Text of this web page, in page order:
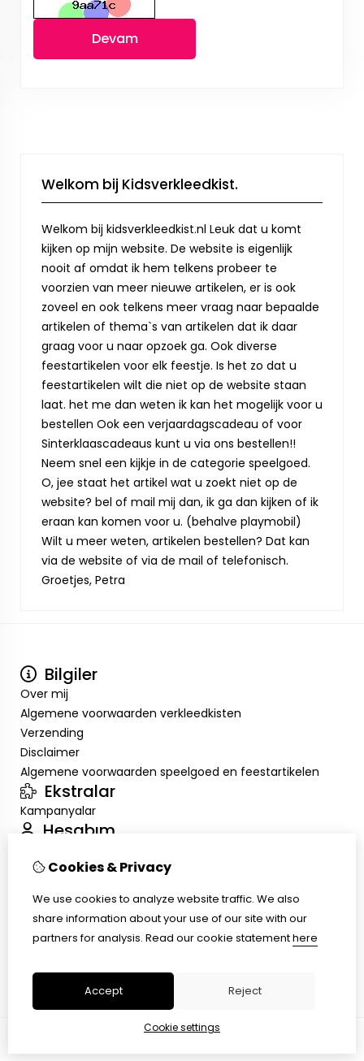
Devam
Welkom bij Kidsverkleedkist.
Welkom bij kidsverkleedkist.nl Leuk dat u komt
kijken op mijn website. De website is eigenlijk
nooit af omdat ik hem telkens probeer te
voorzien van meer nieuwe artikelen, er is ook
zoveel en ook telkens meer vraag naar bepaalde
artikelen of thema`s van artikelen dat ik daar
graag voor u naar opzoek ga. Ook diverse
feestartikelen voor elk feestje. Is het zo dat u
feestartikelen wilt die niet op de website staan
laat. het me dan weten ik kan het mogelijk voor u
bestellen Ook een verjaardagscadeau of voor
Sinterklaascadeaus kunt u via ons bestellen!!
Neem snel een kijkje in de categorie speelgoed.
O, jee staat het artikel wat u zoekt niet op de
website? bel of mail mij dan, ik ga dan kijken of ik
eraan kan komen voor u. (behalve playmobil)
Wilt u meer weten, artikelen bestellen? Dat kan
via de website of via de mail of telefonisch.
Groetjes, Petra
Bilgiler
Over mij
Algemene voorwaarden verkleedkisten
Verzending
Disclaimer
Algemene voorwaarden speelgoed en feestartikelen
Ekstralar
Kampanyalar
Hesabım
Sipariş Geçmişim
Müşteri Servisi
Ürün İadesi
Cookies & Privacy
We use cookies to analyze website traffic. We also
share information about your use of our site with our
partners for analysis. Read our cookie statementhere
Accept Reject
Cookie settings